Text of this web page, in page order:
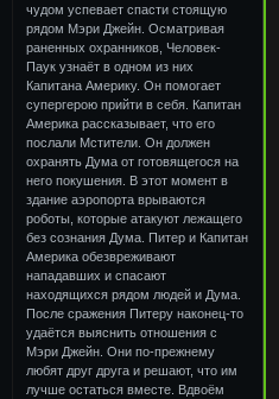
чудом успевает спасти стоящую
рядом Мэри Джейн. Осматривая
раненных охранников, Человек-
Паук узнаёт в одном из них
Капитана Америку. Он помогает
супергерою прийти в себя. Капитан
Америка рассказывает, что его
послали Мстители. Он должен
охранять Дума от готовящегося на
него покушения. В этот момент в
здание аэропорта врываются
роботы, которые атакуют лежащего
без сознания Дума. Питер и Капитан
Америка обезвреживают
нападавших и спасают
находящихся рядом людей и Дума.
После сражения Питеру наконец-то
удаётся выяснить отношения с
Мэри Джейн. Они по-прежнему
любят друг друга и решают, что им
лучше остаться вместе. Вдвоём